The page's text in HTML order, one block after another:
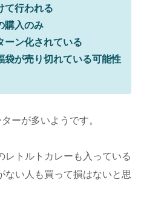
て行われる
購入のみ
ーン化されている
袋が売り切れている可能性
ーが多いようです。
レトルトカレーも入っている
ない人も買って損はないと思